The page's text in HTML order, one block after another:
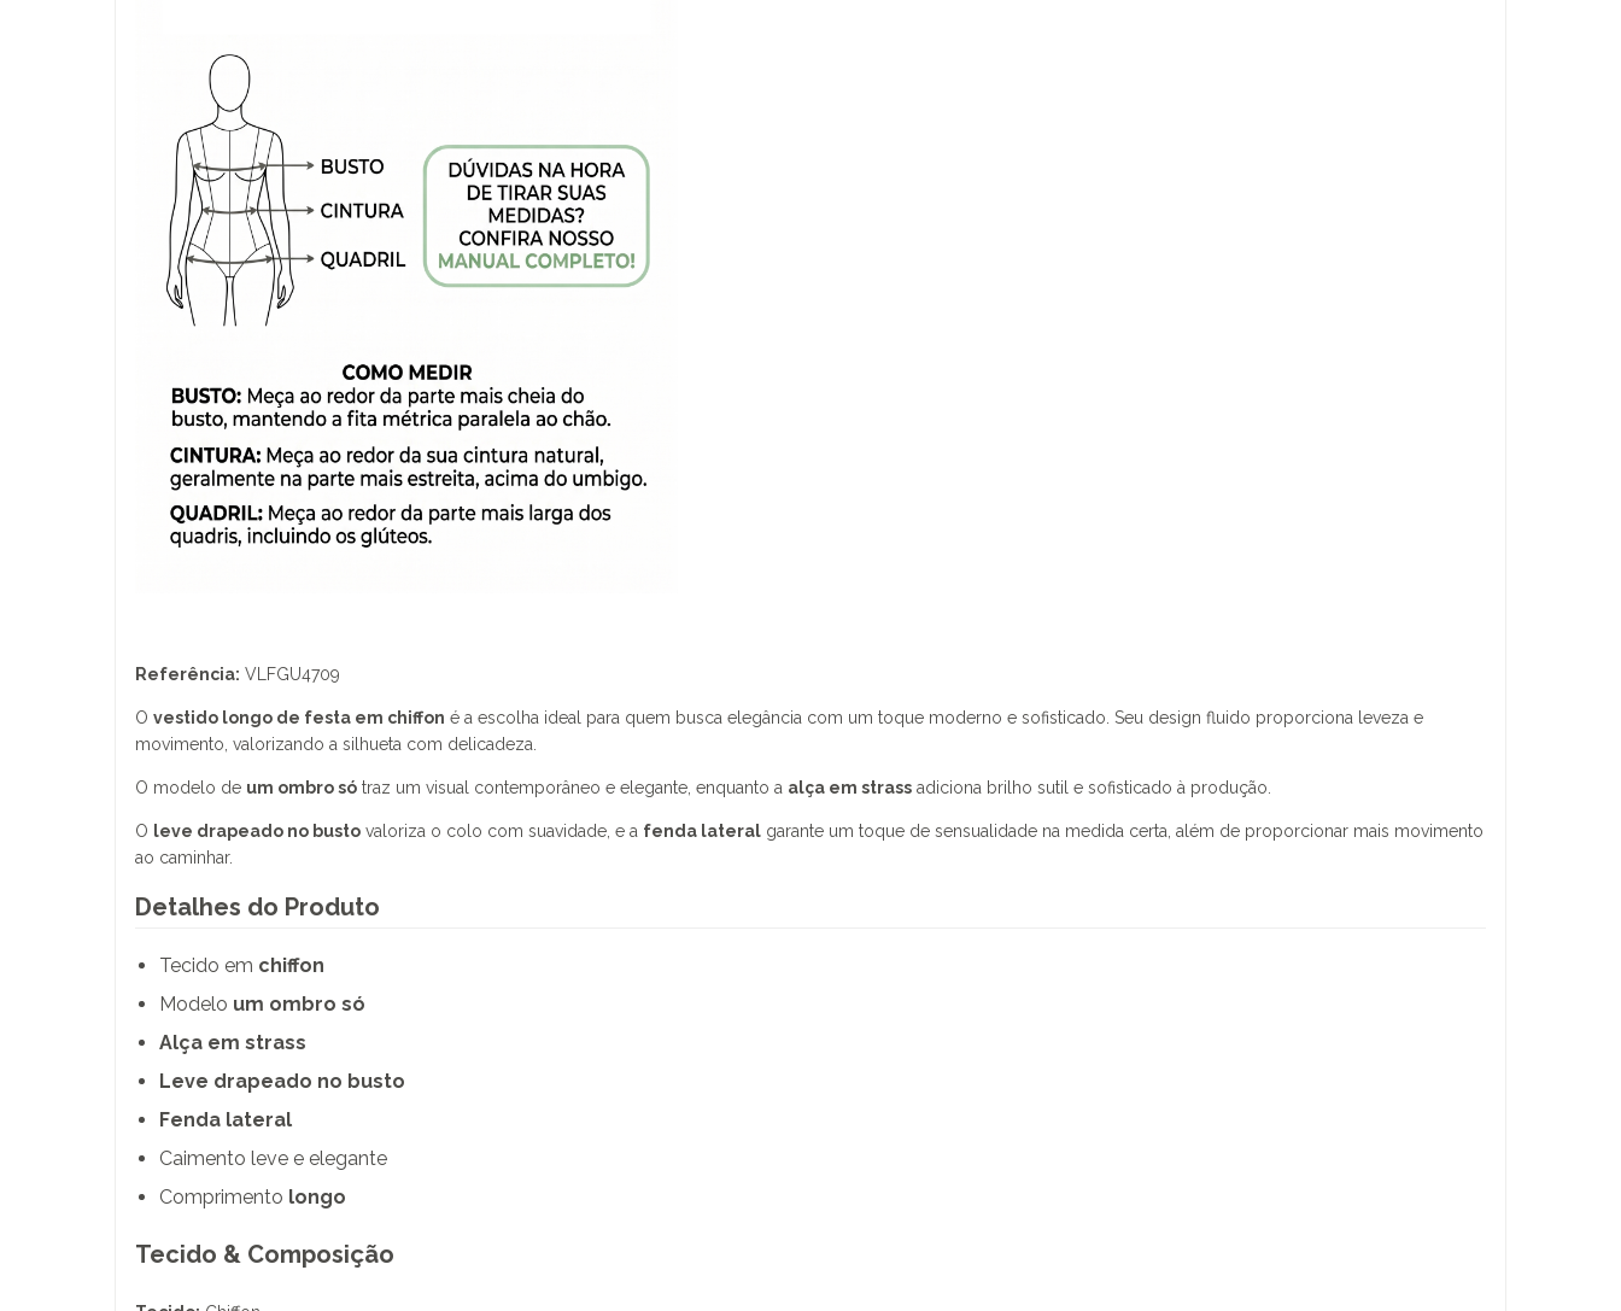
Referência: VLFGU4709
O vestido longo de festa em chiffon é a escolha ideal para quem busca elegância com um toque moderno e sofisticado. Seu design fluido proporciona leveza e
movimento, valorizando a silhueta com delicadeza.
O modelo de um ombro só traz um visual contemporâneo e elegante, enquanto a alça em strass adiciona brilho sutil e sofisticado à produção.
O leve drapeado no busto valoriza o colo com suavidade, e a fenda lateral garante um toque de sensualidade na medida certa, além de proporcionar mais movimento
ao caminhar.
Detalhes do Produto
Tecido em chiffon
Modelo um ombro só
Alça em strass
Leve drapeado no busto
Fenda lateral
Caimento leve e elegante
Comprimento longo
Tecido & Composição